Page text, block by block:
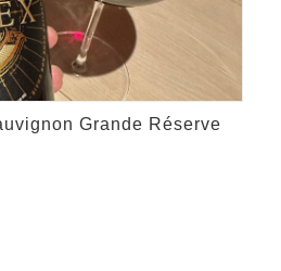
Grande Réserve